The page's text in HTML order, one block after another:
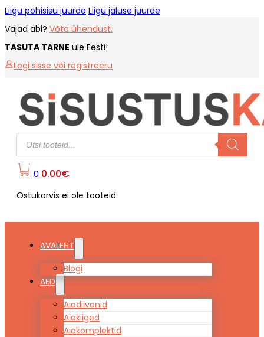
Liigu põhisisu juurde Liigu jaluse juurde
Vajad abi? Võta ühendust.
TASUTA TARNE üle Eesti!
Logi sisse või registreeru
Products
search
0 0.00€
Ostukorvis ei ole tooteid.
AVALEHT
Blogi
AED
Aiadiivanid
Aiakiiged
Aiakomplektid